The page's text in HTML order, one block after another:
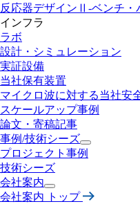
反応器デザインⅡ -ベンチ・
インフラ
ラボ
設計・ シミュレーション
実証設備
当社保有装置
マイクロ波に対する当社安
スケールアップ事例
論文・寄稿記事
事例/技術シーズ
プロジェクト事例
技術シーズ
会社案内
会社案内 トップ